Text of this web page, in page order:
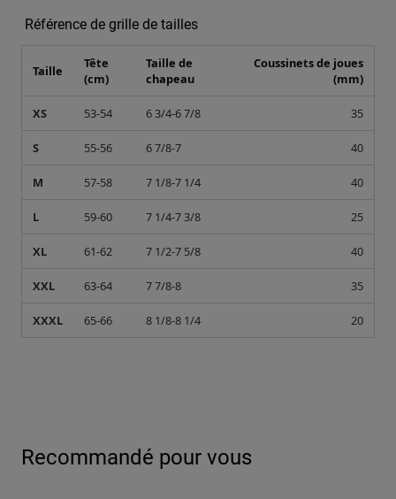
Référence de grille de tailles
Taille
Tête
(cm)
Taille de
chapeau
Coussinets de joues
(mm)
XS 53-54 6 3/4-6 7/8 35
S 55-56 6 7/8-7 40
M 57-58 7 1/8-7 1/4 40
L 59-60 7 1/4-7 3/8 25
XL 61-62 7 1/2-7 5/8 40
XXL 63-64 7 7/8-8 35
XXXL 65-66 8 1/8-8 1/4 20
Recommandé pour vous